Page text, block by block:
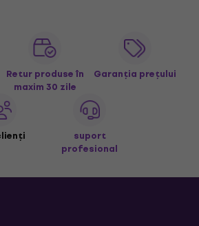
Retur produse în
maxim 30 zile
Garanția prețului
suport
profesional